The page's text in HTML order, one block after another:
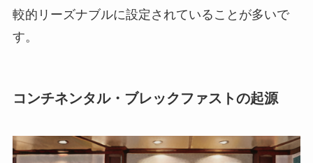
較的リーズナブルに設定されていることが多いで
す。
コンチネンタル・ブレックファストの起源